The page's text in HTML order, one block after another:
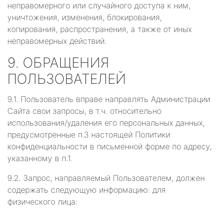
неправомерного или случайного доступа к ним,
уничтожения, изменения, блокирования,
копирования, распространения, а также от иных
неправомерных действий.
9. ОБРАЩЕНИЯ
ПОЛЬЗОВАТЕЛЕЙ
9.1. Пользователь вправе направлять Администрации
Сайта свои запросы, в т.ч. относительно
использования/удаления его персональных данных,
предусмотренные п.3 настоящей Политики
конфиденциальности в письменной форме по адресу,
указанному в п.1.
9.2. Запрос, направляемый Пользователем, должен
содержать следующую информацию: для
физического лица: